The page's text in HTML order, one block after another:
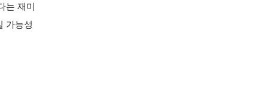
는 재미
가능성